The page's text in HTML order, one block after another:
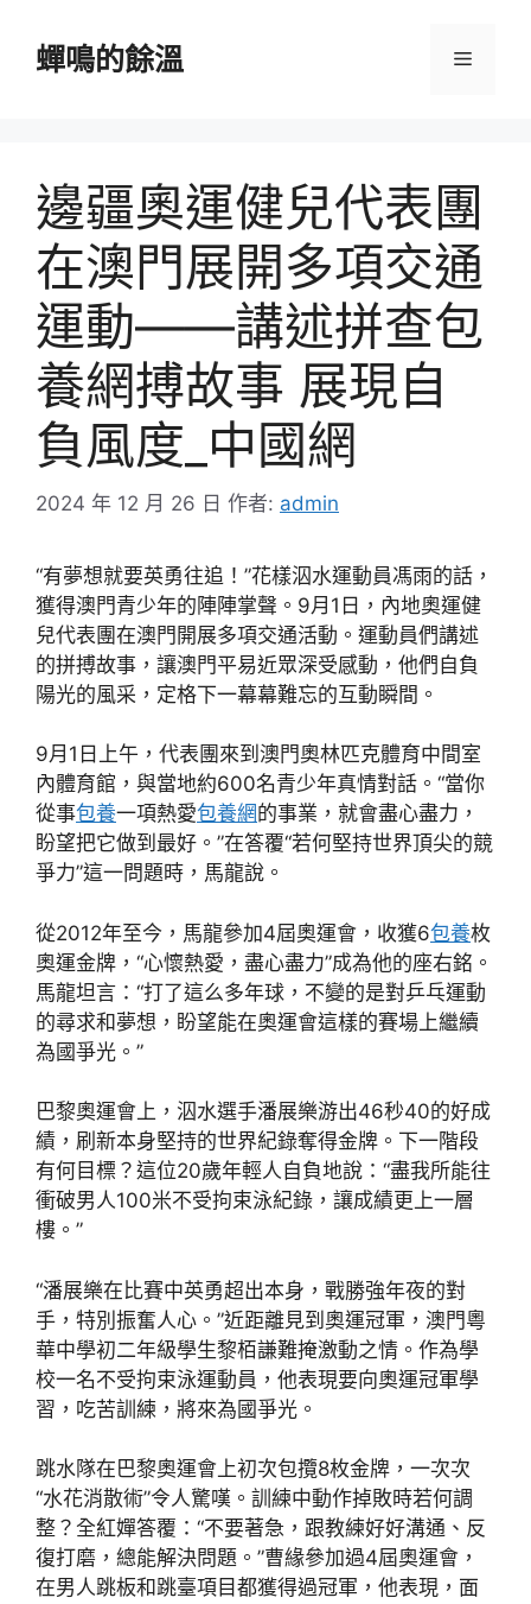
蟬鳴的餘溫 選
邊疆奧運健兒代表團
在澳門展開多項交通
運動——講述拼查包
養網搏故事 展現自
負風度_中國網
2024 年 12 月 26 日 作者: admin
“有夢想就要英勇往追！”花樣泅水運動員馮雨的話，
獲得澳門青少年的陣陣掌聲。9月1日，內地奧運健
兒代表團在澳門開展多項交通活動。運動員們講述
的拼搏故事，讓澳門平易近眾深受感動，他們自負
陽光的風采，定格下一幕幕難忘的互動瞬間。
9月1日上午，代表團來到澳門奧林匹克體育中間室
內體育館，與當地約600名青少年真情對話。“當你
從事包養一項熱愛包養網的事業，就會盡心盡力，
盼望把它做到最好。”在答覆“若何堅持世界頂尖的競
爭力”這一問題時，馬龍說。
從2012年至今，馬龍參加4屆奧運會，收獲6包養枚
奧運金牌，“心懷熱愛，盡心盡力”成為他的座右銘。
馬龍坦言：“打了這么多年球，不變的是對乒乓運動
的尋求和夢想，盼望能在奧運會這樣的賽場上繼續
為國爭光。”
巴黎奧運會上，泅水選手潘展樂游出46秒40的好成
績，刷新本身堅持的世界紀錄奪得金牌。下一階段
有何目標？這位20歲年輕人自負地說：“盡我所能往
衝破男人100米不受拘束泳紀錄，讓成績更上一層
樓。”
“潘展樂在比賽中英勇超出本身，戰勝強年夜的對
手，特別振奮人心。”近距離見到奧運冠軍，澳門粵
華中學初二年級學生黎栢謙難掩激動之情。作為學
校一名不受拘束泳運動員，他表現要向奧運冠軍學
習，吃苦訓練，將來為國爭光。
跳水隊在巴黎奧運會上初次包攬8枚金牌，一次次
“水花消散術”令人驚嘆。訓練中動作掉敗時若何調
整？全紅嬋答覆：“不要著急，跟教練好好溝通、反
復打磨，總能解決問題。”曹緣參加過4屆奧運會，
在男人跳板和跳臺項目都獲得過冠軍，他表現，面